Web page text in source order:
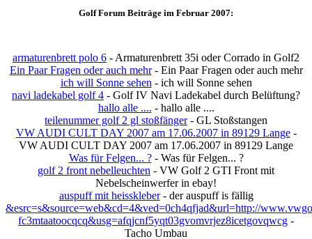
Golf Forum Beiträge im Februar 2007:
armaturenbrett polo 6 - Armaturenbrett 35i oder Corrado in Golf2
Ein Paar Fragen oder auch mehr- Ein Paar Fragen oder auch mehr
ich will Sonne sehen - ich will Sonne sehen
navi ladekabel golf 4 - Golf IV Navi Ladekabel durch Belüftung?
hallo alle .... - hallo alle ....
teilenummer golf 2 gl stoßfänger- GL Stoßstangen
VW AUDI CULT DAY 2007 am 17.06.2007 in 89129 Lange-
VW AUDI CULT DAY 2007 am 17.06.2007 in 89129 Lange
Was für Felgen... ?- Was für Felgen... ?
golf 2 front nebelleuchten - VW Golf 2 GTI Front mit
Nebelscheinwerfer in ebay!
auspuff mit heisskleber- der auspuff is fällig
&esrc=s&source=web&cd=4&ved=0ch4qfjad&url=http://
fc3mtaatoocqcq&usg=afqjcnf5yqt03gvomvrjez8icetgovqwcg -
Tacho Umbau